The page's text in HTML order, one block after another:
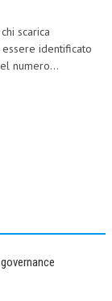
scarica
identificato
numero...